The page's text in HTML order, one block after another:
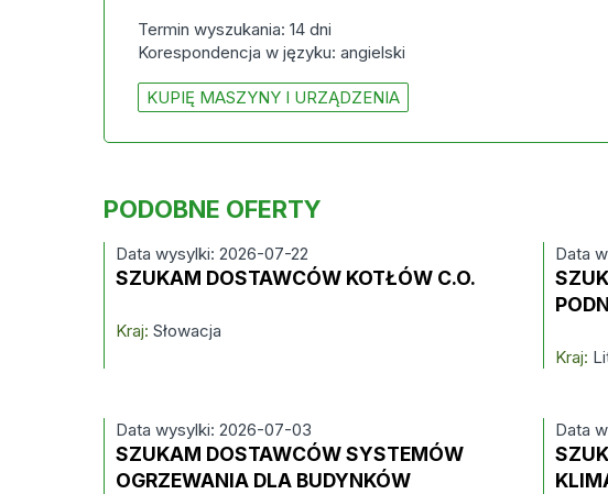
Termin wyszukania: 14 dni
Korespondencja w języku: angielski
KUPIĘ MASZYNY I URZĄDZENIA
PODOBNE OFERTY
Data wysylki: 2026-07-22
SZUKAM DOSTAWCÓW KOTŁÓW C.O.
Kraj: Słowacja
Data
Kraj:
Data wysylki: 2026-07-03
SZUKAM DOSTAWCÓW SYSTEMÓW
OGRZEWANIA DLA BUDYNKÓW
Data